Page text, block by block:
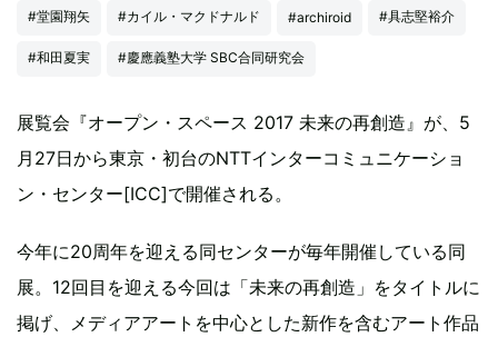
#堂園翔矢 #カイル・マクドナルド #archiroid #具志堅裕介
#和田夏実 #慶應義塾大学 SBC合同研究会
展覧会『オープン・スペース 2017 未来の再創造』が、5
月27日から東京・初台のNTTインターコミュニケーショ
ン・センター[ICC]で開催される。
今年に20周年を迎える同センターが毎年開催している同
展。12回目を迎える今回は「未来の再創造」をタイトルに
掲げ、メディアアートを中心とした新作を含むアート作品